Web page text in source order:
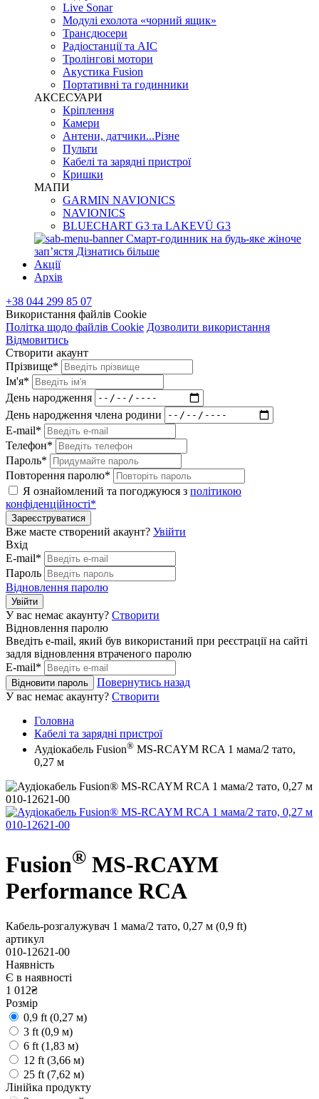
Live Sonar
Модулі ехолота «чорний ящик»
Трансдюсери
Радіостанції та АІС
Тролінгові мотори
Акустика Fusion
Портативні та годинники
АКСЕСУАРИ
Кріплення
Камери
Антени, датчики...Різне
Пульти
Кабелі та зарядні пристрої
Кришки
МАПИ
GARMIN NAVIONICS
NAVIONICS
BLUECHART G3 та LAKEVÜ G3
Смарт-годинник на будь-яке жіноче
запʼястя Дізнатись більше
Акції
Архів
+38 044 299 85 07
Використання файлів Cookie
Політка щодо файлів Cookie Дозволити використання
Відмовитись
Створити акаунт
Прізвище*
Ім'я*
День народження
День народження члена родини
E-mail*
Телефон*
Пароль*
Повторення паролю*
Я ознайомлений та погоджуюся з політикою
конфіденційності*
Зареєструватися
Вже маєте створений акаунт? Увійти
Вхід
E-mail*
Пароль
Відновлення паролю
Увійти
У вас немає акаунту? Створити
Відновлення паролю
Введіть e-mail, який був використаний при реєстрації на сайті
задля відновлення втраченого паролю
E-mail*
Відновити пароль
Повернутись назад
У вас немає акаунту? Створити
Головна
Кабелі та зарядні пристрої
Аудіокабель Fusion® MS-RCAYM RCA 1 мама/2 тато,
0,27 м
Fusion® MS-RCAYM
Performance RCA
Кабель-розгалужувач 1 мама/2 тато, 0,27 м (0,9 ft)
артикул
010-12621-00
Наявність
Є в наявності
1 012₴
Розмір
0,9 ft (0,27 м)
3 ft (0,9 м)
6 ft (1,83 м)
12 ft (3,66 м)
25 ft (7,62 м)
Лінійка продукту